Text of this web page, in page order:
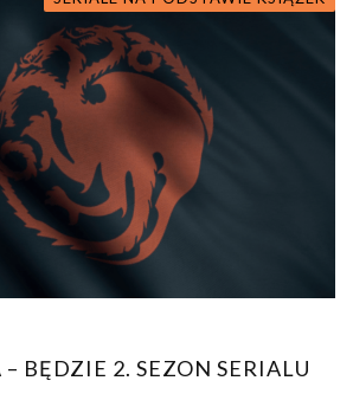
BĘDZIE 2. SEZON SERIALU